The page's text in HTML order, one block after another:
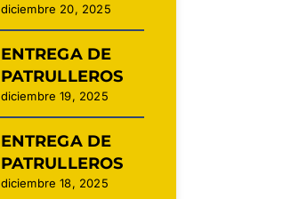
diciembre 20, 2025
ENTREGA DE
PATRULLEROS
diciembre 19, 2025
ENTREGA DE
PATRULLEROS
diciembre 18, 2025